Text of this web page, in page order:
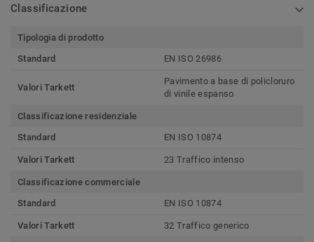
Classificazione
Tipologia di prodotto
Standard
EN ISO 26986
Valori Tarkett
Pavimento a base di policloruro
di vinile espanso
Classificazione residenziale
Standard
EN ISO 10874
Valori Tarkett 23 Traffico intenso
Classificazione commerciale
Standard
EN ISO 10874
Valori Tarkett 32 Traffico generico